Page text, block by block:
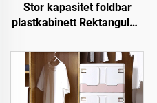
Stor kapasitet foldbar
plastkabinett Rektangulær
klær og snacks Høy
kapasitet
oppbevaringsløsning